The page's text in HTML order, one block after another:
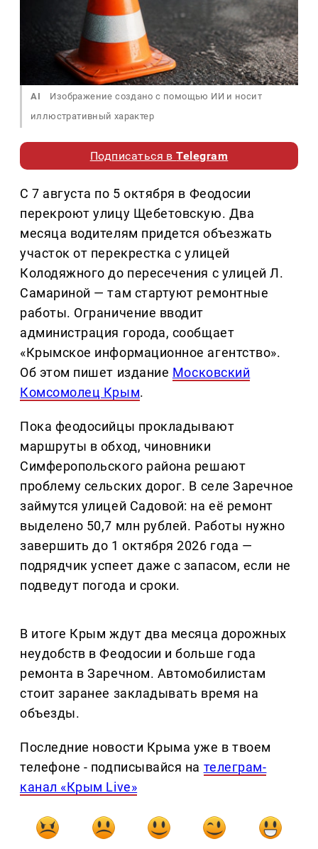
AI
Изображение создано с помощью ИИ и носит
иллюстративный характер
Подписаться вTelegram
С 7 августа по 5 октября в Феодосии
перекроют улицу Щебетовскую. Два
месяца водителям придется объезжать
участок от перекрестка с улицей
Колодяжного до пересечения с улицей Л.
Самариной — там стартуют ремонтные
работы. Ограничение вводит
администрация города, сообщает
«Крымское информационное агентство».
Об этом пишет издание Московский
Комсомолец Крым.
Пока феодосийцы прокладывают
маршруты в обход, чиновники
Симферопольского района решают
проблему сельских дорог. В селе Заречное
займутся улицей Садовой: на её ремонт
выделено 50,7 млн рублей. Работы нужно
завершить до 1 октября 2026 года —
подрядчик успеет даже с запасом, если не
подведут погода и сроки.
В итоге Крым ждут два месяца дорожных
неудобств в Феодосии и больше года
ремонта в Заречном. Автомобилистам
стоит заранее закладывать время на
объезды.
Последние новости Крыма уже в твоем
телефоне - подписывайся на телеграм-
канал «Крым Live»